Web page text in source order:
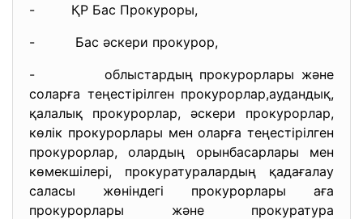
- ҚР Бас Прокуроры,
- Бас әскери прокурор,
- облыстардың прокурорлары және
соларға теңестірілген прокурорлар,аудандық,
қалалық прокурорлар, әскери прокурорлар,
көлік прокурорлары мен оларға теңестірілген
прокурорлар, олардың орынбасарлары мен
көмекшілері, прокуратуралардың қадағалау
саласы жөніндегі прокурорлары аға
прокурорлары және прокуратура